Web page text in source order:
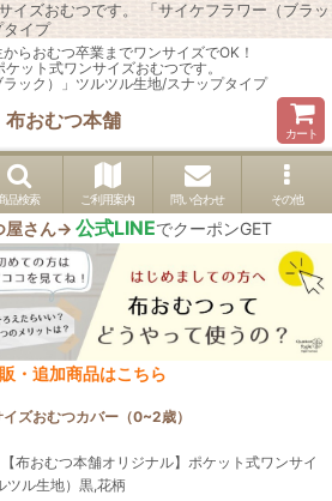
イズおむつです。 「サイケフラワー（ブラッ
イプ
らおむつ卒業までワンサイズでOK！
ット式ワンサイズおむつです。
ラック）」ツルツル生地/スナップタイプ
布おむつ本舗
カート
品検索 ご利用案内 問い合わせ その他
屋さん→ 公式LINEでクーポンGET
・追加商品はこちら
ズおむつカバー（0~2歳）
布おむつ本舗オリジナル】ポケット式ワンサイ
ツル生地）黒,花柄